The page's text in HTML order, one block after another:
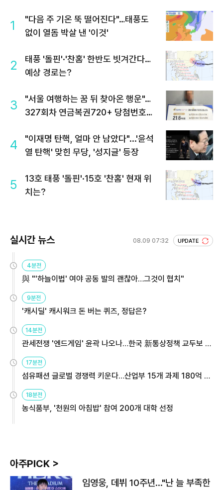
1
"다음 주 기온 뚝 떨어진다"…태풍도
없이 열돔 박살 낸 '이것'
2
태풍 '돌핀'·'찬홈' 한반도 빗겨간다…
예상 경로는?
3
"서울 여행하는 꿈 뒤 찾아온 행운"…
327회차 연금복권720+ 당첨번호조
4
"이재명 탄핵, 얼마 안 남았다"...'윤석
열 탄핵' 맞힌 무당, '성지글' 등장
5
13호 태풍 '돌핀'·15호 '찬홈' 현재 위
치는?
실시간 뉴스 08.09 07:32 UPDATE
4분전
與 "'하늘이법' 여야 공동 발의 괜찮아…그것이 협치"
9분전
'캐시딜' 캐시워크 돈 버는 퀴즈, 정답은?
14분전
관세전쟁 '엔드게임' 윤곽 나오나…한국 新통상정책 교두보 활
17분전
섬유패션 글로벌 경쟁력 키운다…산업부 15개 과제 180억 지
18분전
농식품부, '천원의 아침밥' 참여 200개 대학 선정
아주PICK >
임영웅, 데뷔 10주년…"난 늘 부족한